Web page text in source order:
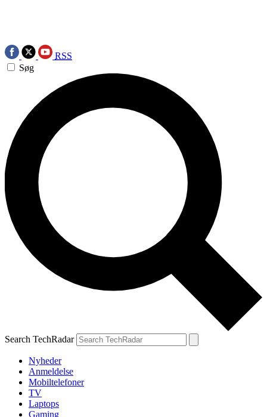
RSS
Søg
Search TechRadar
Nyheder
Anmeldelse
Mobiltelefoner
TV
Laptops
Gaming